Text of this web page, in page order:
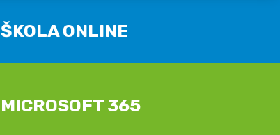
ŠKOLA ONLINE
MICROSOFT 365